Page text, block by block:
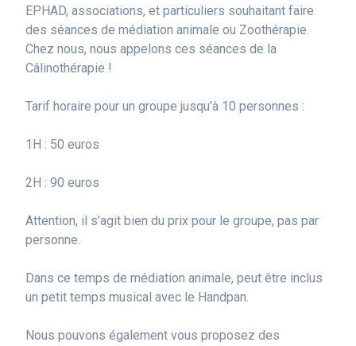
EPHAD, associations, et particuliers souhaitant faire
des séances de médiation animale ou Zoothérapie.
Chez nous, nous appelons ces séances de la
Câlinothérapie !
Tarif horaire pour un groupe jusqu’à 10 personnes :
1H : 50 euros
2H : 90 euros
Attention, il s’agit bien du prix pour le groupe, pas par
personne.
Dans ce temps de médiation animale, peut être inclus
un petit temps musical avec le Handpan.
Nous pouvons également vous proposez des